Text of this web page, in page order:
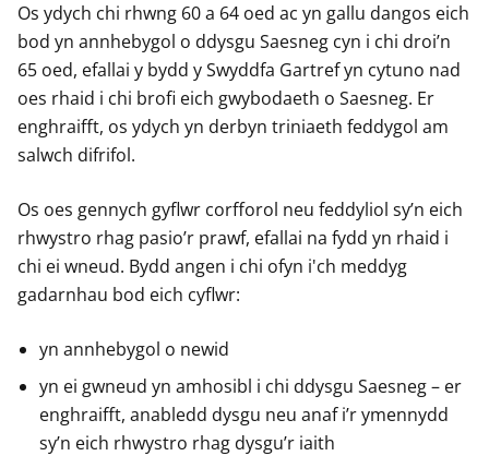
Os ydych chi rhwng 60 a 64 oed ac yn gallu dangos eich
bod yn annhebygol o ddysgu Saesneg cyn i chi droi’n
65 oed, efallai y bydd y Swyddfa Gartref yn cytuno nad
oes rhaid i chi brofi eich gwybodaeth o Saesneg. Er
enghraifft, os ydych yn derbyn triniaeth feddygol am
salwch difrifol.
Os oes gennych gyflwr corfforol neu feddyliol sy’n eich
rhwystro rhag pasio’r prawf, efallai na fydd yn rhaid i
chi ei wneud. Bydd angen i chi ofyn i'ch meddyg
gadarnhau bod eich cyflwr:
yn annhebygol o newid
yn ei gwneud yn amhosibl i chi ddysgu Saesneg – er
enghraifft, anabledd dysgu neu anaf i’r ymennydd
sy’n eich rhwystro rhag dysgu’r iaith